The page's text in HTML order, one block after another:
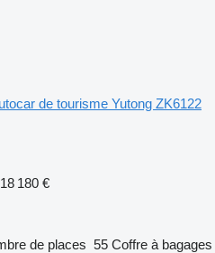
de tourisme Yutong ZK6122
180 €
de places 55 Coffre à bagages